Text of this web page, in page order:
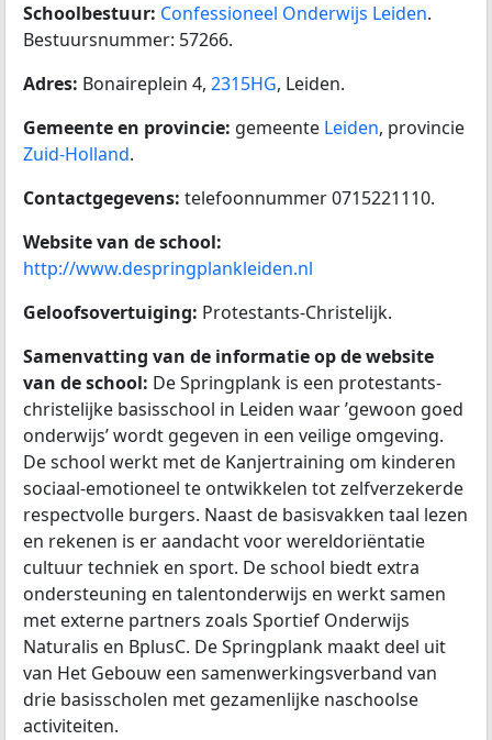
Schoolbestuur: Confessioneel Onderwijs Leiden.
Bestuursnummer: 57266.
Adres: Bonaireplein 4, 2315HG, Leiden.
Gemeente en provincie: gemeente Leiden, provincie
Zuid-Holland.
Contactgegevens: telefoonnummer 0715221110.
Website van de school:
http://www.despringplankleiden.nl
Geloofsovertuiging: Protestants-Christelijk.
Samenvatting van de informatie op de website
van de school: De Springplank is een protestants-
christelijke basisschool in Leiden waar ’gewoon goed
onderwijs’ wordt gegeven in een veilige omgeving.
De school werkt met de Kanjertraining om kinderen
sociaal-emotioneel te ontwikkelen tot zelfverzekerde
respectvolle burgers. Naast de basisvakken taal lezen
en rekenen is er aandacht voor wereldoriëntatie
cultuur techniek en sport. De school biedt extra
ondersteuning en talentonderwijs en werkt samen
met externe partners zoals Sportief Onderwijs
Naturalis en BplusC. De Springplank maakt deel uit
van Het Gebouw een samenwerkingsverband van
drie basisscholen met gezamenlijke naschoolse
activiteiten.